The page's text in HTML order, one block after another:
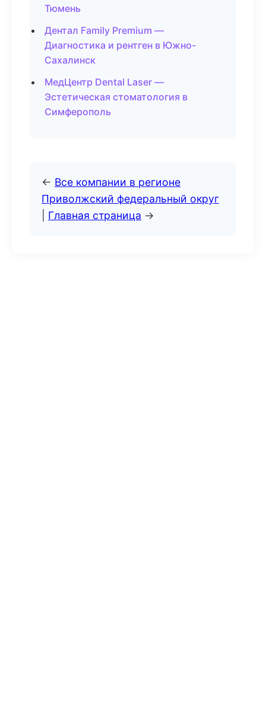
Тюмень
Дентал Family Premium —
Диагностика и рентген в Южно-
Сахалинск
МедЦентр Dental Laser —
Эстетическая стоматология в
Симферополь
← Все компании в регионе
Приволжский федеральный округ
Главная страница →